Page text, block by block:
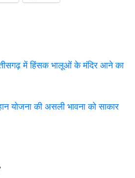
में हिंसक भालूओं के मंदिर आने का
योजना की असली भावना को साकार